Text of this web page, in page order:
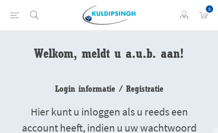
0
Welkom, meldt u a.u.b. aan!
Login informatie / Registratie
Hier kunt u inloggen als u reeds een
account heeft, indien u uw wachtwoord